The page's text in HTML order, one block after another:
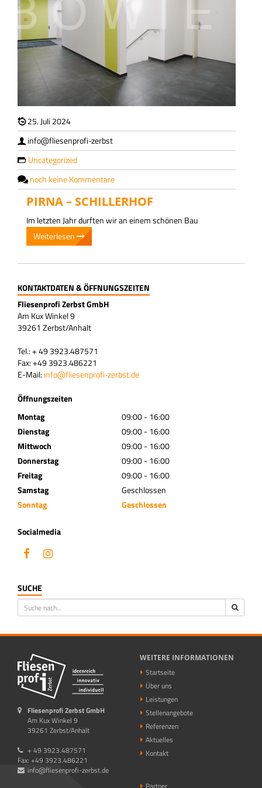
KONTAKT
25. Juli 2024
info@fliesenprofi-zerbst
Uncategorized
noch keine Kommentare
PIRNA – SCHILLERHOF
Im letzten Jahr durften wir an einem schönen Bau
Weiterlesen
KONTAKTDATEN & ÖFFNUNGSZEITEN
Fliesenprofi Zerbst GmbH
Am Kux Winkel 9
39261 Zerbst/Anhalt
Tel.: + 49 3923.487571
Fax: +49 3923.486221
E-Mail:info@fliesenprofi-zerbst.de
Öffnungszeiten
Montag
09:00 - 16:00
Dienstag
09:00 - 16:00
Mittwoch
09:00 - 16:00
Donnerstag
09:00 - 16:00
Freitag
09:00 - 16:00
Samstag
Geschlossen
Sonntag
Geschlossen
Socialmedia
SUCHE
Fliesenprofi Zerbst GmbH
Am Kux Winkel 9
39261 Zerbst/Anhalt
+ 49 3923.487571
Fax: +49 3923.486221
info@fliesenprofi-zerbst.de
WEITERE INFORMATIONEN
Startseite
Über uns
Leistungen
Stellenangebote
Referenzen
Aktuelles
Kontakt